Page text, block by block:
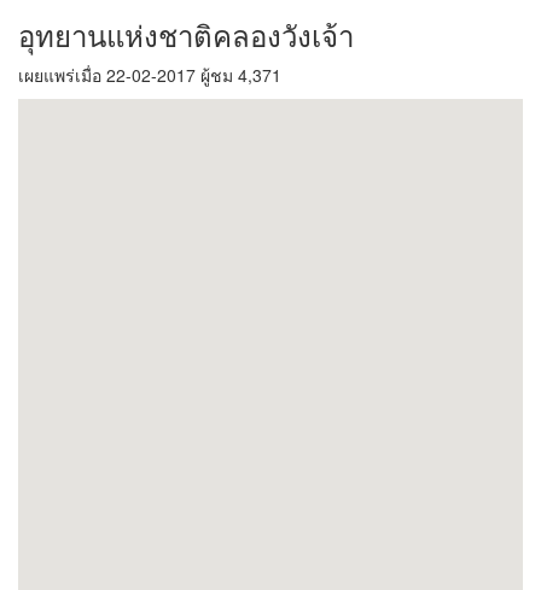
อุทยานแห่งชาติคลองวังเจ้า
เผยแพร่เมื่อ 22-02-2017 ผู้ชม 4,371